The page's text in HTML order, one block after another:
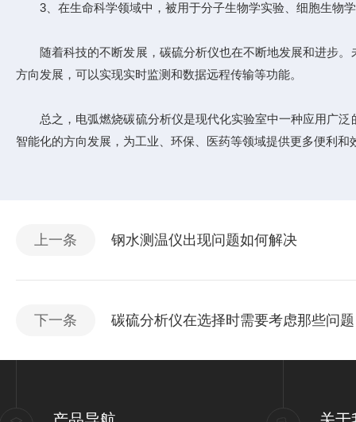
3、在生命科学领域中，被用于分子生物学实验、细胞生物学
随着科技的不断发展，碳硫分析仪也在不断地发展和进步。
方向发展，可以实现实时监测和数据远程传输等功能。
总之，电弧燃烧碳硫分析仪是现代化实验室中一种应用广泛
智能化的方向发展，为工业、环保、医药等领域提供更多便利和
上一条 钢水测温仪出现问题如何解决
下一条 碳硫分析仪在选择时需要考虑那些问题